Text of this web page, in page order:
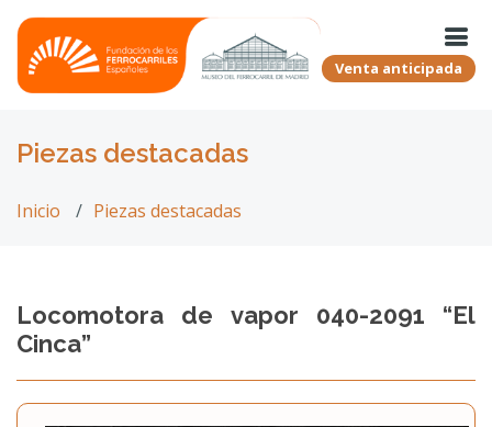
Venta anticipada
Piezas destacadas
Inicio Piezas destacadas
Locomotora de vapor 040-2091 “El
Cinca”